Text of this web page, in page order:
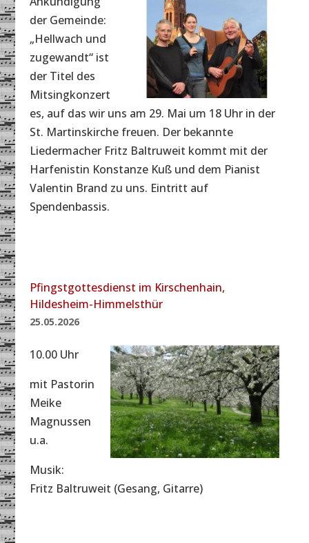
der Gemeinde:
„Hellwach und
zugewandt“ ist
der Titel des
Mitsingkonzert
es, auf das wir uns am 29. Mai um 18 Uhr in der
St. Martinskirche freuen. Der bekannte
Liedermacher Fritz Baltruweit kommt mit der
Harfenistin Konstanze Kuß und dem Pianist
Valentin Brand zu uns. Eintritt auf
Spendenbassis.
Pfingstgottesdienst im Kirschenhain,
Hildesheim-Himmelsthür
25.05.2026
10.00 Uhr
mit Pastorin
Meike
Magnussen
u.a.
Musik:
Fritz Baltruweit (Gesang, Gitarre)